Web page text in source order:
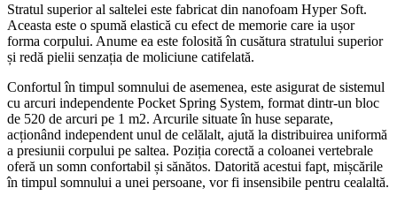
Stratul superior al saltelei este fabricat din nanofoam Hyper Soft.
Aceasta este o spumă elastică cu efect de memorie care ia ușor
forma corpului. Anume ea este folosită în cusătura stratului superior
și redă pielii senzația de moliciune catifelată.
Confortul în timpul somnului de asemenea, este asigurat de sistemul
cu arcuri independente Pocket Spring System, format dintr-un bloc
de 520 de arcuri pe 1 m2. Arcurile situate în huse separate,
acționând independent unul de celălalt, ajută la distribuirea uniformă
a presiunii corpului pe saltea. Poziția corectă a coloanei vertebrale
oferă un somn confortabil și sănătos. Datorită acestui fapt, mișcările
în timpul somnului a unei persoane, vor fi insensibile pentru cealaltă.